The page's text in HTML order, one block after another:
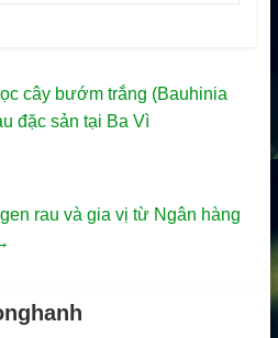
cây bướm trắng (Bauhinia
đặc sản tại Ba Vì
rau và gia vị từ Ngân hàng